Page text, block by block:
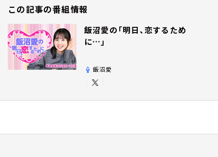
この記事の番組情報
飯沼愛の「明日、恋するため
に…」
飯沼愛